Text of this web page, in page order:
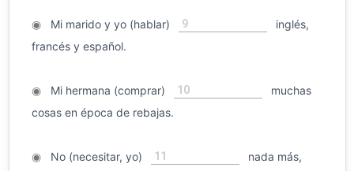
◉Mi marido y yo (hablar) 9
inglés,
francés y español.
◉Mi hermana (comprar) 10
muchas
cosas en época de rebajas.
◉No (necesitar, yo) 11
nada más,